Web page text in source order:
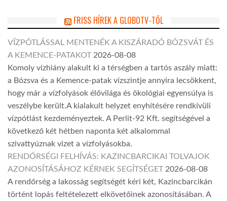
FRISS HÍREK A GLOBOTV-TŐL
VÍZPÓTLÁSSAL MENTENÉK A KISZÁRADÓ BÓZSVÁT ÉS
A KEMENCE-PATAKOT 2026-08-08
Komoly vízhiány alakult ki a térségben a tartós aszály miatt:
a Bózsva és a Kemence-patak vízszintje annyira lecsökkent,
hogy már a vízfolyások élővilága és ökológiai egyensúlya is
veszélybe került.A kialakult helyzet enyhítésére rendkívüli
vízpótlást kezdeményeztek. A Perlit-92 Kft. segítségével a
következő két hétben naponta két alkalommal
szivattyúznak vizet a vízfolyásokba.
RENDŐRSÉGI FELHÍVÁS: KAZINCBARCIKAI TOLVAJOK
AZONOSÍTÁSÁHOZ KÉRNEK SEGÍTSÉGET 2026-08-08
A rendőrség a lakosság segítségét kéri két, Kazincbarcikán
történt lopás feltételezett elkövetőinek azonosításában. A